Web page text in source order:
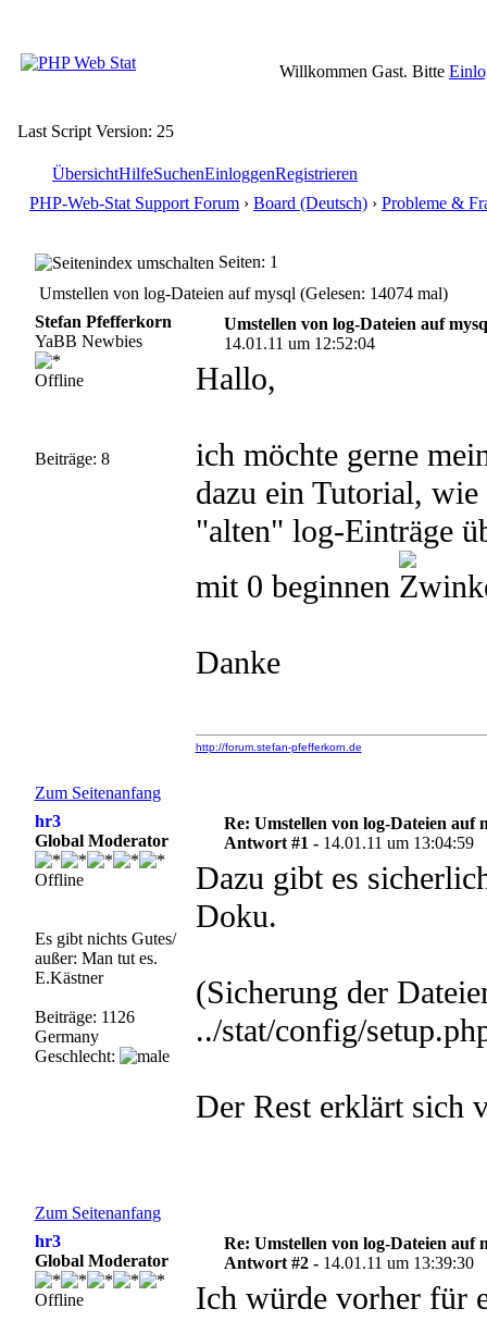
Willkommen Gast. Bitte
Last Script Version: 25
ÜbersichtHilfeSuchenEinloggenRegistrieren
PHP-Web-Stat Support Forum › Board (Deutsch) › Probleme &
Seiten: 1
Umstellen von log-Dateien auf mysql (Gelesen: 14074 mal)
Stefan Pfefferkorn
YaBB Newbies
Offline
Beiträge: 8
Umstellen von log-Dateien auf
14.01.11 um 12:52:04
Hallo,
ich möchte gerne
dazu ein Tutorial,
"alten" log-Einträge
mit 0 beginnen
Danke
Zum Seitenanfang
http://forum.stefan-pfefferkorn.de
hr3
Global Moderator
Offline
Es gibt nichts Gutes/
außer: Man tut es.
E.Kästner
Beiträge: 1126
Germany
Geschlecht:
Re: Umstellen von log-Dateien auf
Antwort #1 - 14.01.11 um 13:04:59
Dazu gibt es
Doku.
(Sicherung der
../stat/config/
Der Rest erklärt sich
Zum Seitenanfang
hr3
Global Moderator
Offline
Re: Umstellen von log-Dateien auf
Antwort #2 - 14.01.11 um 13:39:30
Ich würde vorher für